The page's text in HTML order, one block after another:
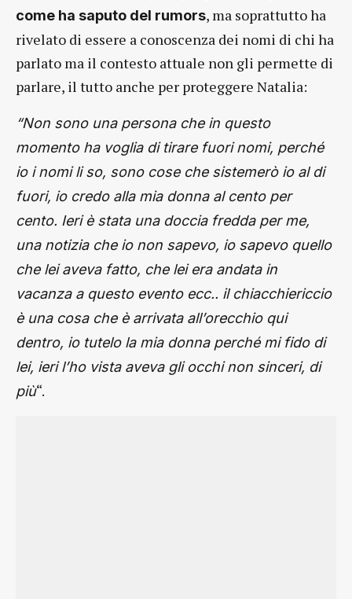
come ha saputo del rumors, ma soprattutto ha
rivelato di essere a conoscenza dei nomi di chi ha
parlato ma il contesto attuale non gli permette di
parlare, il tutto anche per proteggere Natalia:
“Non sono una persona che in questo
momento ha voglia di tirare fuori nomi, perché
io i nomi li so, sono cose che sistemerò io al di
fuori, io credo alla mia donna al cento per
cento. Ieri è stata una doccia fredda per me,
una notizia che io non sapevo, io sapevo quello
che lei aveva fatto, che lei era andata in
vacanza a questo evento ecc.. il chiacchiericcio
è una cosa che è arrivata all’orecchio qui
dentro, io tutelo la mia donna perché mi fido di
lei, ieri l’ho vista aveva gli occhi non sinceri, di
più“.